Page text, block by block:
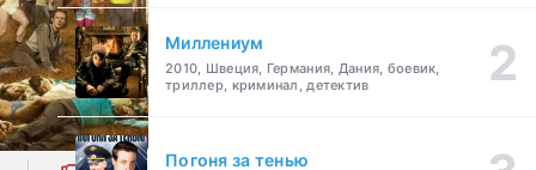
Миллениум
2010, Швеция, Германия, Дания, боевик,
триллер, криминал, детектив
Погоня за тенью